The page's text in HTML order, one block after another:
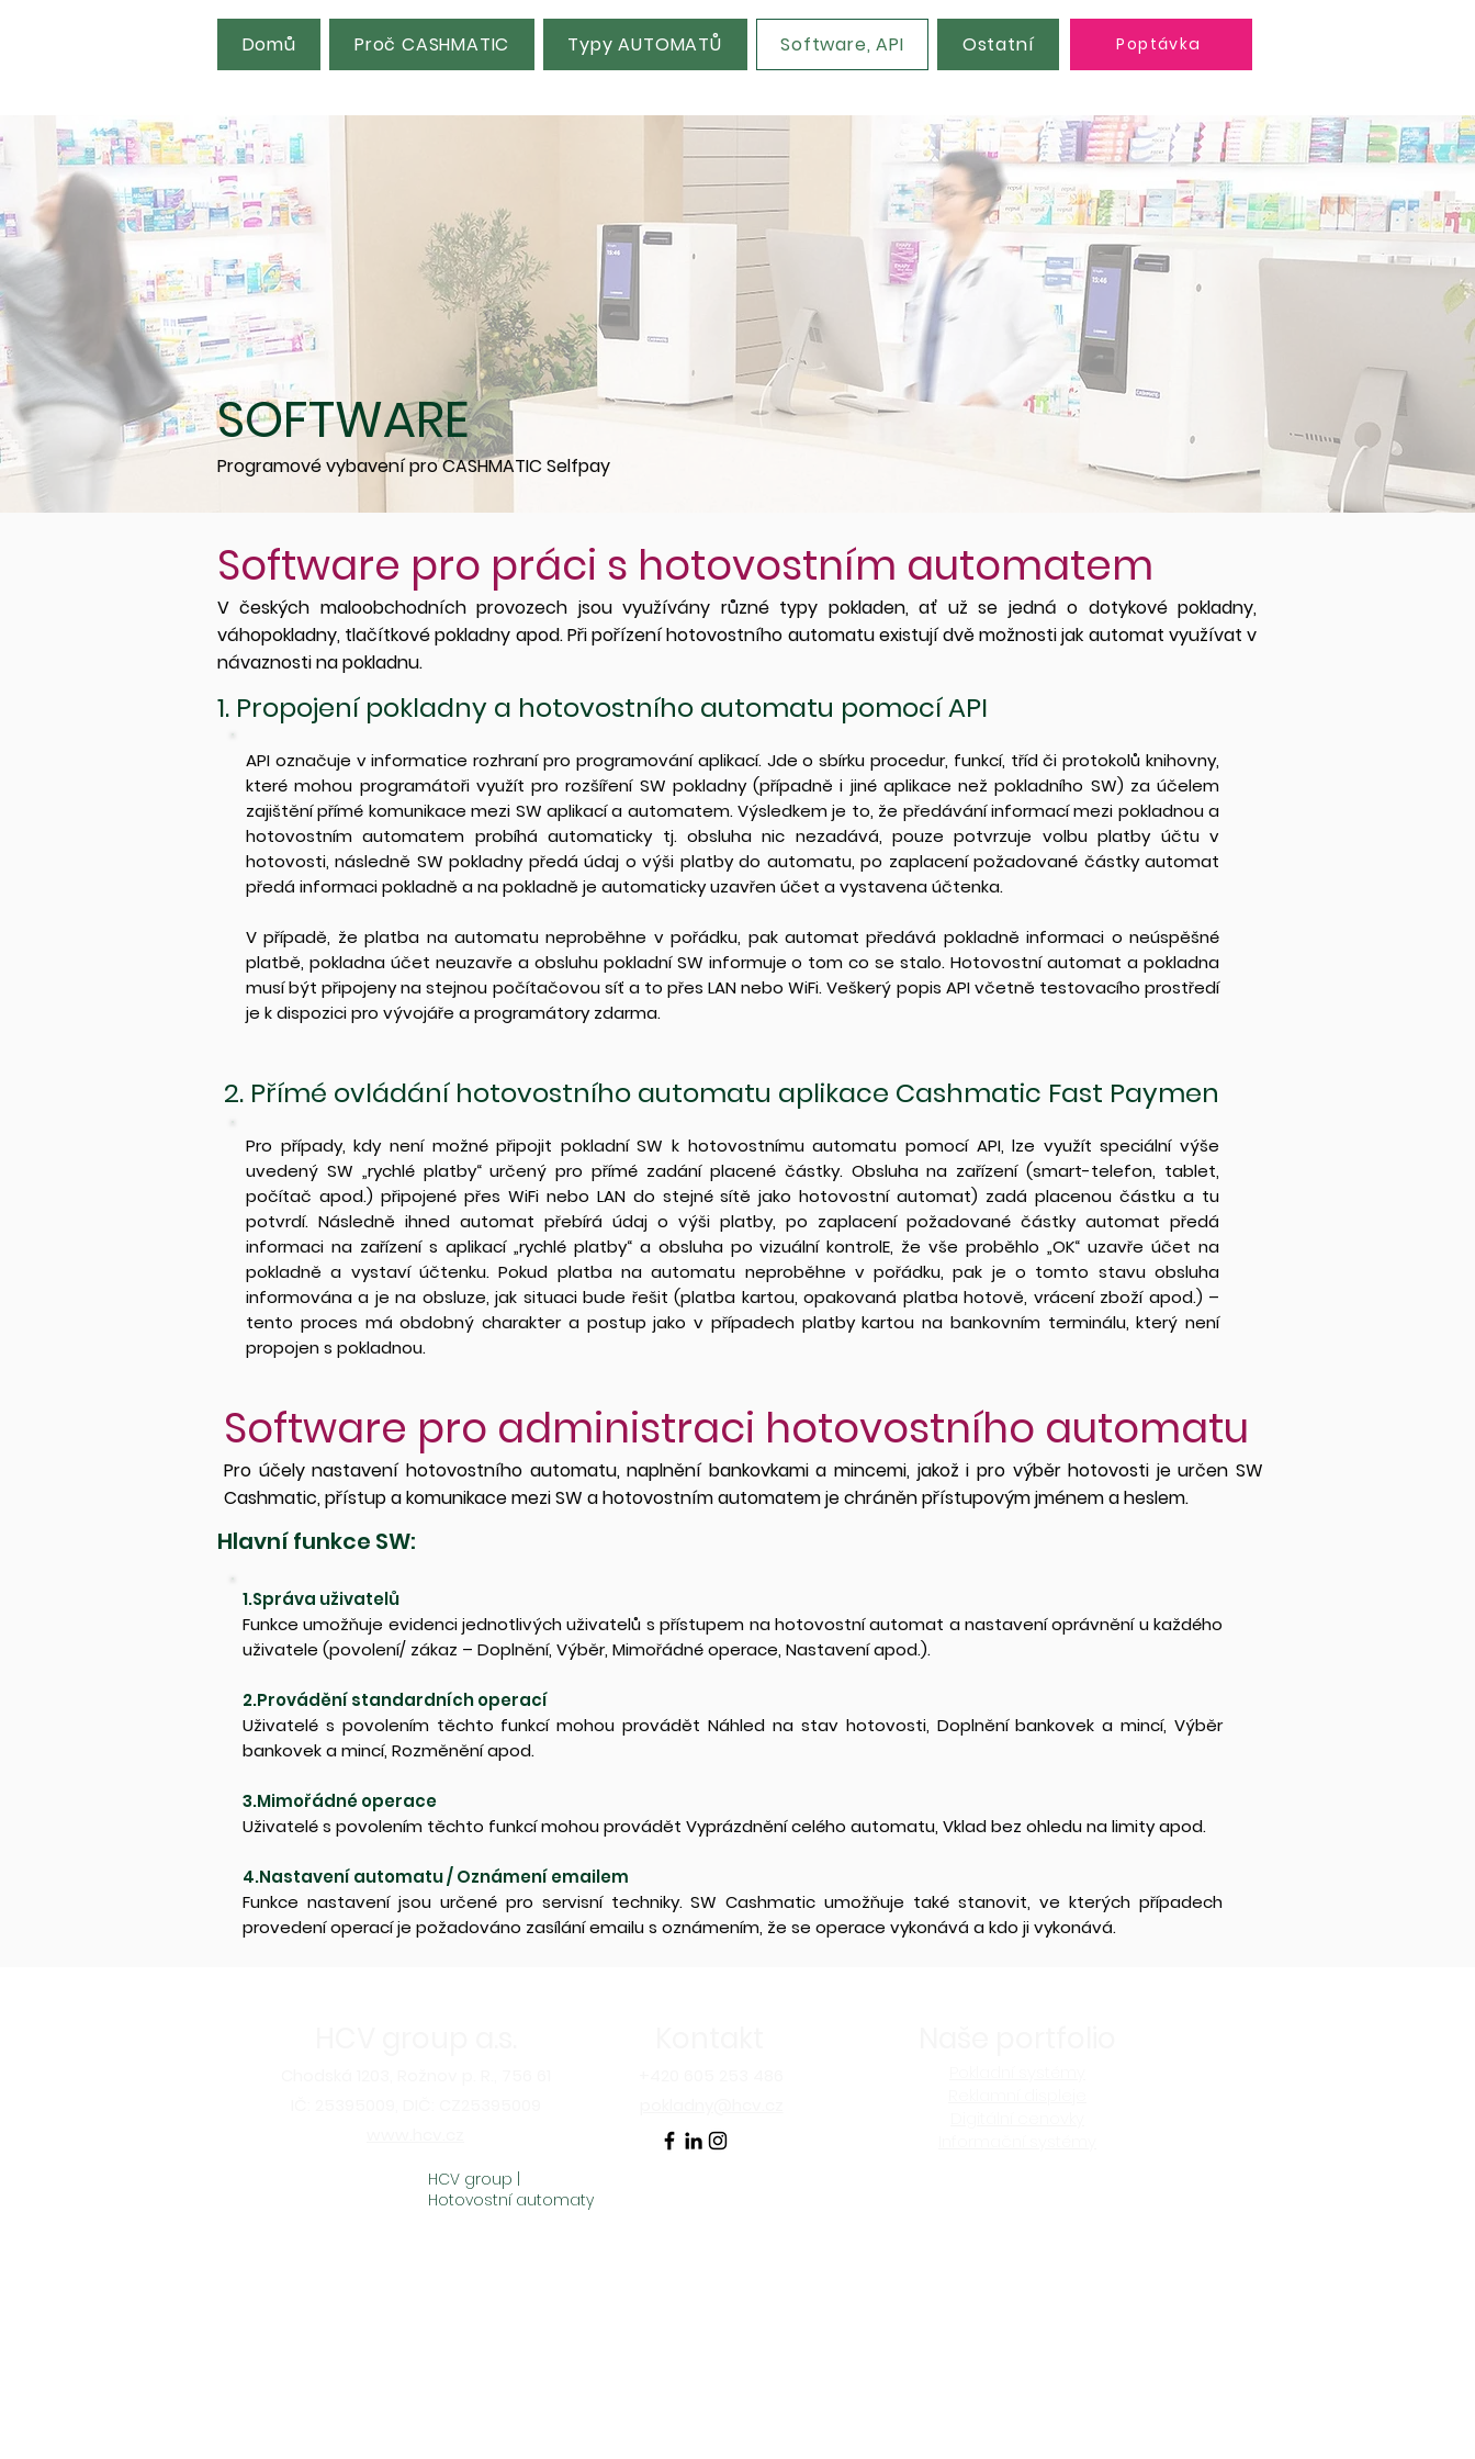
Domů Proč CASHMATIC Typy AUTOMATŮ Software, API Ostatní Poptávka
SOFTWARE
Programové vybavení pro CASHMATIC Selfpay
Software pro práci s hotovostním automatem
V českých maloobchodních provozech jsou využívány různé typy pokladen, ať už se jedná o dotykové pokladny,
váhopokladny, tlačítkové pokladny apod. Při pořízení hotovostního automatu existují dvě možnosti jak automat využívat v
návaznosti na pokladnu.
1. Propojení pokladny a hotovostního automatu pomocí API
API označuje v informatice rozhraní pro programování aplikací. Jde o sbírku procedur, funkcí, tříd či protokolů knihovny,
které mohou programátoři využít pro rozšíření SW pokladny (případně i jiné aplikace než pokladního SW) za účelem
zajištění přímé komunikace mezi SW aplikací a automatem. Výsledkem je to, že předávání informací mezi pokladnou a
hotovostním automatem probíhá automaticky tj. obsluha nic nezadává, pouze potvrzuje volbu platby účtu v
hotovosti, následně SW pokladny předá údaj o výši platby do automatu, po zaplacení požadované částky automat
předá informaci pokladně a na pokladně je automaticky uzavřen účet a vystavena účtenka.
V případě, že platba na automatu neproběhne v pořádku, pak automat předává pokladně informaci o neúspěšné
platbě, pokladna účet neuzavře a obsluhu pokladní SW informuje o tom co se stalo. Hotovostní automat a pokladna
musí být připojeny na stejnou počítačovou síť a to přes LAN nebo WiFi. Veškerý popis API včetně testovacího prostředí
je k dispozici pro vývojáře a programátory zdarma.
2. Přímé ovládání hotovostního automatu aplikace Cashmatic Fast Paymen
Pro případy, kdy není možné připojit pokladní SW k hotovostnímu automatu pomocí API, lze využít speciální výše
uvedený SW „rychlé platby“ určený pro přímé zadání placené částky. Obsluha na zařízení (smart-telefon, tablet,
počítač apod.) připojené přes WiFi nebo LAN do stejné sítě jako hotovostní automat) zadá placenou částku a tu
potvrdí. Následně ihned automat přebírá údaj o výši platby, po zaplacení požadované částky automat předá
informaci na zařízení s aplikací „rychlé platby“ a obsluha po vizuální kontrolE, že vše proběhlo „OK“ uzavře účet na
pokladně a vystaví účtenku. Pokud platba na automatu neproběhne v pořádku, pak je o tomto stavu obsluha
informována a je na obsluze, jak situaci bude řešit (platba kartou, opakovaná platba hotově, vrácení zboží apod.) –
tento proces má obdobný charakter a postup jako v případech platby kartou na bankovním terminálu, který není
propojen s pokladnou.
Software pro administraci hotovostního automatu
Pro účely nastavení hotovostního automatu, naplnění bankovkami a mincemi, jakož i pro výběr hotovosti je určen SW
Cashmatic, přístup a komunikace mezi SW a hotovostním automatem je chráněn přístupovým jménem a heslem.
Hlavní funkce SW:
1.Správa uživatelů
Funkce umožňuje evidenci jednotlivých uživatelů s přístupem na hotovostní automat a nastavení oprávnění u každého
uživatele (povolení/ zákaz – Doplnění, Výběr, Mimořádné operace, Nastavení apod.).
2.Provádění standardních operací
Uživatelé s povolením těchto funkcí mohou provádět Náhled na stav hotovosti, Doplnění bankovek a mincí, Výběr
bankovek a mincí, Rozměnění apod.
3.Mimořádné operace
Uživatelé s povolením těchto funkcí mohou provádět Vyprázdnění celého automatu, Vklad bez ohledu na limity apod.
4.Nastavení automatu / Oznámení emailem
Funkce nastavení jsou určené pro servisní techniky. SW Cashmatic umožňuje také stanovit, ve kterých případech
provedení operací je požadováno zasílání emailu s oznámením, že se operace vykonává a kdo ji vykonává.
HCV group |
Hotovostní automaty